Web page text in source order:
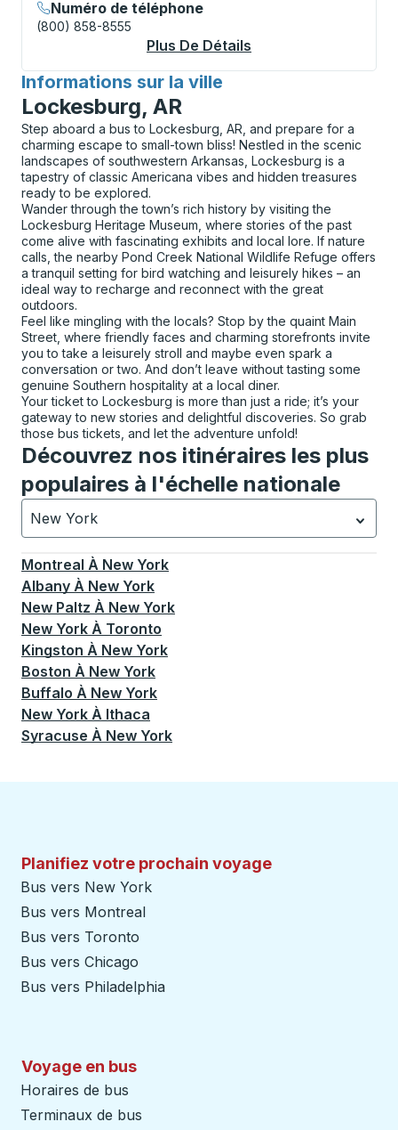
Numéro de téléphone
(800) 858-8555
Plus De Détails
Informations sur la ville
pour
Lockesburg, AR
Step aboard a bus to Lockesburg, AR, and prepare for a
charming escape to small-town bliss! Nestled in the scenic
landscapes of southwestern Arkansas, Lockesburg is a
tapestry of classic Americana vibes and hidden treasures
ready to be explored.
Wander through the town’s rich history by visiting the
Lockesburg Heritage Museum, where stories of the past
come alive with fascinating exhibits and local lore. If nature
calls, the nearby Pond Creek National Wildlife Refuge offers
a tranquil setting for bird watching and leisurely hikes – an
ideal way to recharge and reconnect with the great
outdoors.
Feel like mingling with the locals? Stop by the quaint Main
Street, where friendly faces and charming storefronts invite
you to take a leisurely stroll and maybe even spark a
conversation or two. And don’t leave without tasting some
genuine Southern hospitality at a local diner.
Your ticket to Lockesburg is more than just a ride; it’s your
gateway to new stories and delightful discoveries. So grab
those bus tickets, and let the adventure unfold!
Découvrez nos itinéraires les plus
populaires à l'échelle nationale
New York
Actuellement sélectionné: New York.La sélection est
Montreal À New York
Albany À New York
New Paltz À New York
New York À Toronto
Kingston À New York
Boston À New York
Buffalo À New York
New York À Ithaca
Syracuse À New York
Planifiez votre prochain voyage
Bus vers New York
Bus vers Montreal
Bus vers Toronto
Bus vers Chicago
Bus vers Philadelphia
Voyage en bus
Horaires de bus
Terminaux de bus